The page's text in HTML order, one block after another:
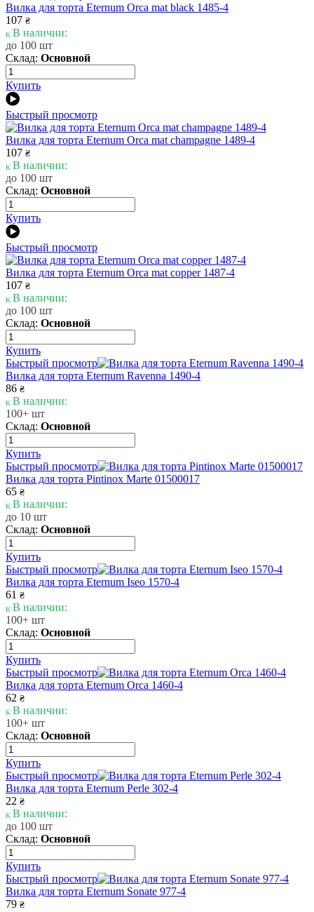
Вилка для торта Eternum Orca mat black 1485-4
107 ₴
В наличии:
до 100 шт
Склад: Основной
Купить
Быстрый просмотр
Вилка для торта Eternum Orca mat champagne 1489-4
107 ₴
В наличии:
до 100 шт
Склад: Основной
Купить
Быстрый просмотр
Вилка для торта Eternum Orca mat copper 1487-4
107 ₴
В наличии:
до 100 шт
Склад: Основной
Купить
Быстрый просмотр
Вилка для торта Eternum Ravenna 1490-4
86 ₴
В наличии:
100+ шт
Склад: Основной
Купить
Быстрый просмотр
Вилка для торта Pintinox Marte 01500017
65 ₴
В наличии:
до 10 шт
Склад: Основной
Купить
Быстрый просмотр
Вилка для торта Eternum Iseo 1570-4
61 ₴
В наличии:
100+ шт
Склад: Основной
Купить
Быстрый просмотр
Вилка для торта Eternum Orca 1460-4
62 ₴
В наличии:
100+ шт
Склад: Основной
Купить
Быстрый просмотр
Вилка для торта Eternum Perle 302-4
22 ₴
В наличии:
до 100 шт
Склад: Основной
Купить
Быстрый просмотр
Вилка для торта Eternum Sonate 977-4
79 ₴